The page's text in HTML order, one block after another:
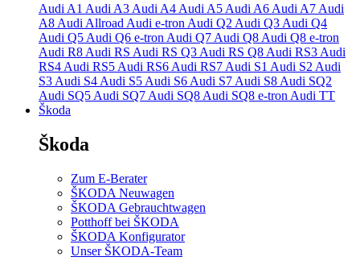
Audi A1 Audi A3 Audi A4 Audi A5 Audi A6 Audi A7 Audi
A8 Audi Allroad Audi e-tron Audi Q2 Audi Q3 Audi Q4
Audi Q5 Audi Q6 e-tron Audi Q7 Audi Q8 Audi Q8 e-tron
Audi R8 Audi RS Audi RS Q3 Audi RS Q8 Audi RS3 Audi
RS4 Audi RS5 Audi RS6 Audi RS7 Audi S1 Audi S2 Audi
S3 Audi S4 Audi S5 Audi S6 Audi S7 Audi S8 Audi SQ2
Audi SQ5 Audi SQ7 Audi SQ8 Audi SQ8 e-tron Audi TT
Škoda
Škoda
Zum E-Berater
ŠKODA Neuwagen
ŠKODA Gebrauchtwagen
Potthoff bei ŠKODA
ŠKODA Konfigurator
Unser ŠKODA-Team